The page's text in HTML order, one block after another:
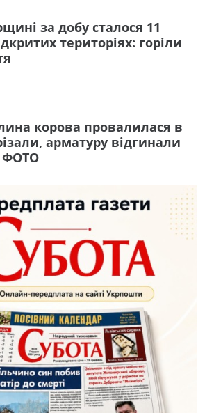
за добу сталося 11
територіях: горіли
корова провалилася в
арматуру відгинали
ФОТО